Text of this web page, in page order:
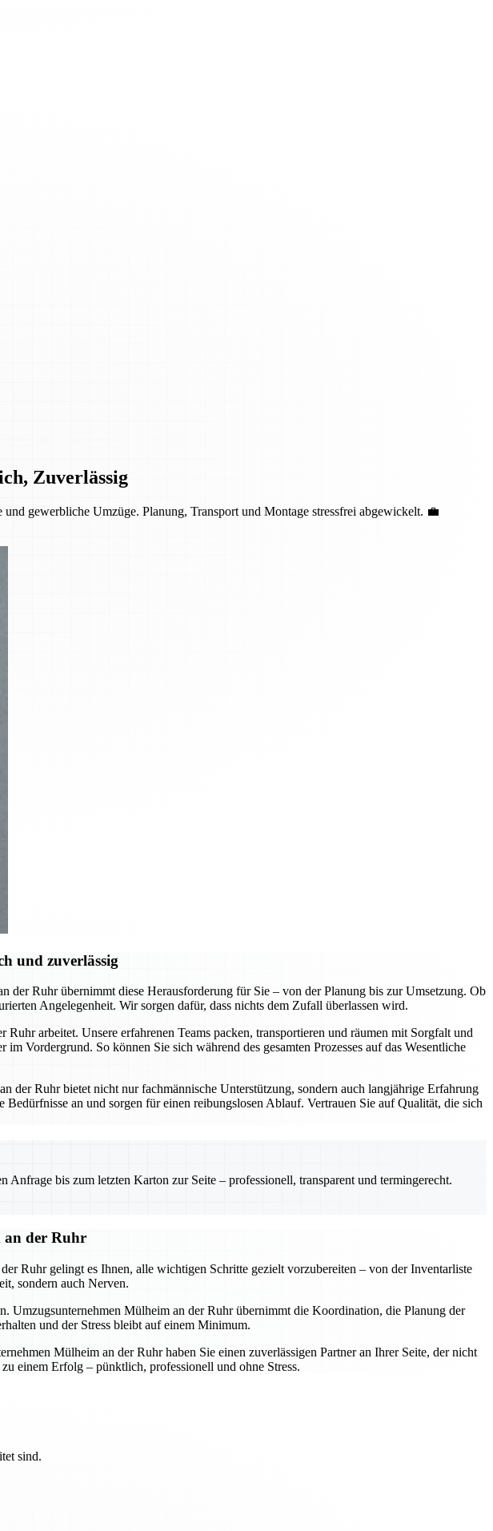
Zuverlässig
gewerbliche Umzüge. Planung, Transport und Montage stressfrei abgewickelt. 💼
und zuverlässig
Ruhr übernimmt diese Herausforderung für Sie – von der Planung bis zur Umsetzung. Ob
Angelegenheit. Wir sorgen dafür, dass nichts dem Zufall überlassen wird.
arbeitet. Unsere erfahrenen Teams packen, transportieren und räumen mit Sorgfalt und
Vordergrund. So können Sie sich während des gesamten Prozesses auf das Wesentliche
der Ruhr bietet nicht nur fachmännische Unterstützung, sondern auch langjährige Erfahrung
an und sorgen für einen reibungslosen Ablauf. Vertrauen Sie auf Qualität, die sich
Anfrage bis zum letzten Karton zur Seite – professionell, transparent und termingerecht.
an der Ruhr
Ruhr gelingt es Ihnen, alle wichtigen Schritte gezielt vorzubereiten – von der Inventarliste
sondern auch Nerven.
Umzugsunternehmen Mülheim an der Ruhr übernimmt die Koordination, die Planung der
und der Stress bleibt auf einem Minimum.
Mülheim an der Ruhr haben Sie einen zuverlässigen Partner an Ihrer Seite, der nicht
einem Erfolg – pünktlich, professionell und ohne Stress.
sind.